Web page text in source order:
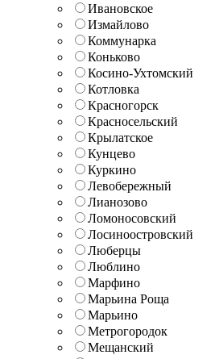
Ивановское
Измайлово
Коммунарка
Коньково
Косино-Ухтомский
Котловка
Красногорск
Красносельский
Крылатское
Кунцево
Куркино
Левобережный
Лианозово
Ломоносовский
Лосиноостровский
Люберцы
Люблино
Марфино
Марьина Роща
Марьино
Метрогородок
Мещанский